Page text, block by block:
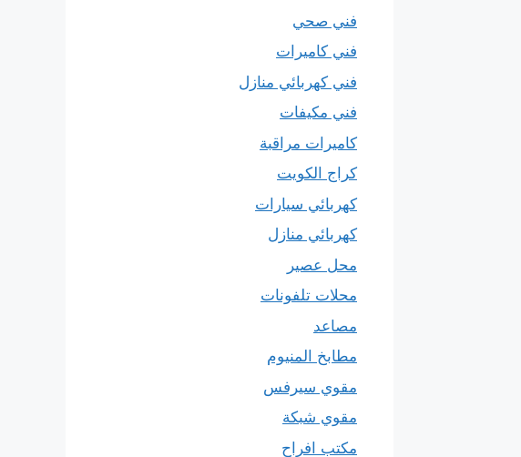
فني صحي
فني كاميرات
فني كهربائي منازل
فني مكيفات
كاميرات مراقبة
كراج الكويت
كهربائي سيارات
كهربائي منازل
محل عصير
محلات تلفونات
مصاعد
مطابخ المنيوم
مقوي سيرفس
مقوي شبكة
مكتب افراح